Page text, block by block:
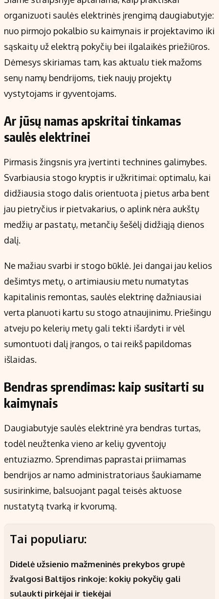
organizuoti saulės elektrinės įrengimą daugiabutyje:
nuo pirmojo pokalbio su kaimynais ir projektavimo iki
sąskaitų už elektrą pokyčių bei ilgalaikės priežiūros.
Dėmesys skiriamas tam, kas aktualu tiek mažoms
senų namų bendrijoms, tiek naujų projektų
vystytojams ir gyventojams.
Ar jūsų namas apskritai tinkamas
saulės elektrinei
Pirmasis žingsnis yra įvertinti technines galimybes.
Svarbiausia stogo kryptis ir užkritimai: optimalu, kai
didžiausia stogo dalis orientuota į pietus arba bent
jau pietryčius ir pietvakarius, o aplink nėra aukštų
medžių ar pastatų, metančių šešėlį didžiąją dienos
dalį.
Ne mažiau svarbi ir stogo būklė. Jei dangai jau kelios
dešimtys metų, o artimiausiu metu numatytas
kapitalinis remontas, saulės elektrinę dažniausiai
verta planuoti kartu su stogo atnaujinimu. Priešingu
atveju po kelerių metų gali tekti išardyti ir vėl
sumontuoti dalį įrangos, o tai reikš papildomas
išlaidas.
Bendras sprendimas: kaip susitarti su
kaimynais
Daugiabutyje saulės elektrinė yra bendras turtas,
todėl neužtenka vieno ar kelių gyventojų
entuziazmo. Sprendimas paprastai priimamas
bendrijos ar namo administratoriaus šaukiamame
susirinkime, balsuojant pagal teisės aktuose
nustatytą tvarką ir kvorumą.
Tai populiaru:
Didelė užsienio mažmeninės prekybos grupė
žvalgosi Baltijos rinkoje: kokių pokyčių gali
sulaukti pirkėjai ir tiekėjai